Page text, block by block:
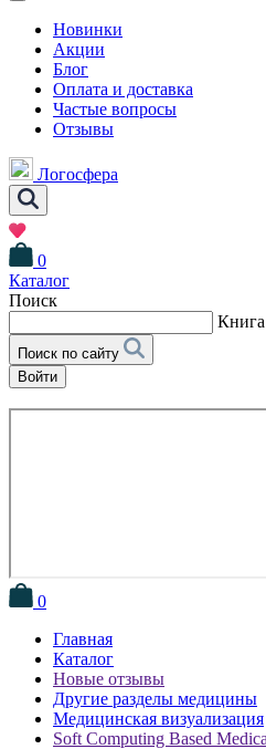
Новинки
Акции
Блог
Оплата и доставка
Частые вопросы
Отзывы
Логосфера
0
Каталог
Поиск
Поиск по сайту
Войти
0
Главная
Каталог
Новые отзывы
Другие разделы медицины
Медицинская визуализация
Soft Computing Based